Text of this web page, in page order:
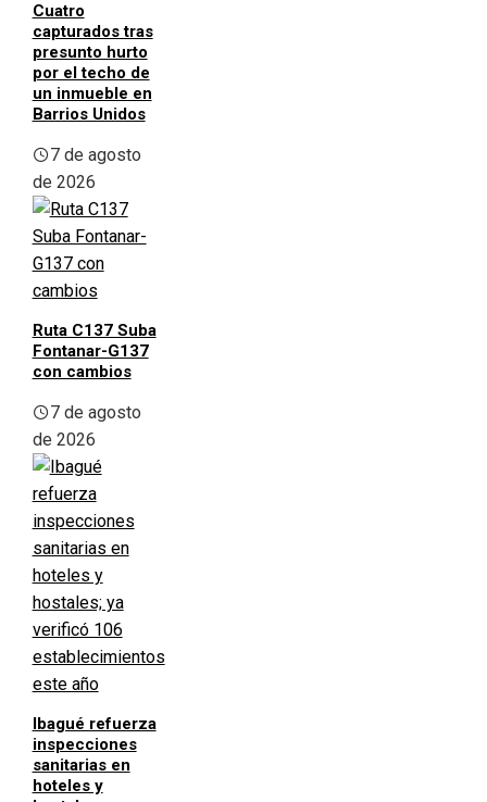
Cuatro
capturados tras
presunto hurto
por el techo de
un inmueble en
Barrios Unidos
7 de agosto
de 2026
Ruta C137 Suba
Fontanar-G137
con cambios
7 de agosto
de 2026
Ibagué refuerza
inspecciones
sanitarias en
hoteles y